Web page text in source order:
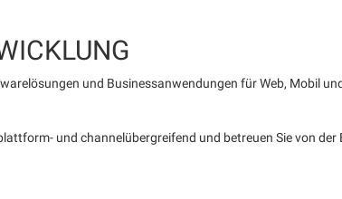
und Businessanwendungen für Web, Mobil
und channelübergreifend und betreuen Sie von